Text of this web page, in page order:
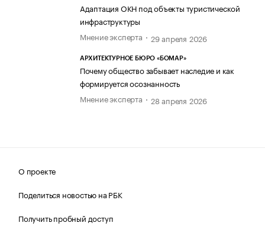
Адаптация ОКН под объекты туристической
инфраструктуры
Мнение эксперта
29 апреля 2026
АРХИТЕКТУРНОЕ БЮРО «БОМАР»
Почему общество забывает наследие и как
формируется осознанность
Мнение эксперта
28 апреля 2026
О проекте
Поделиться новостью на РБК
Получить пробный доступ